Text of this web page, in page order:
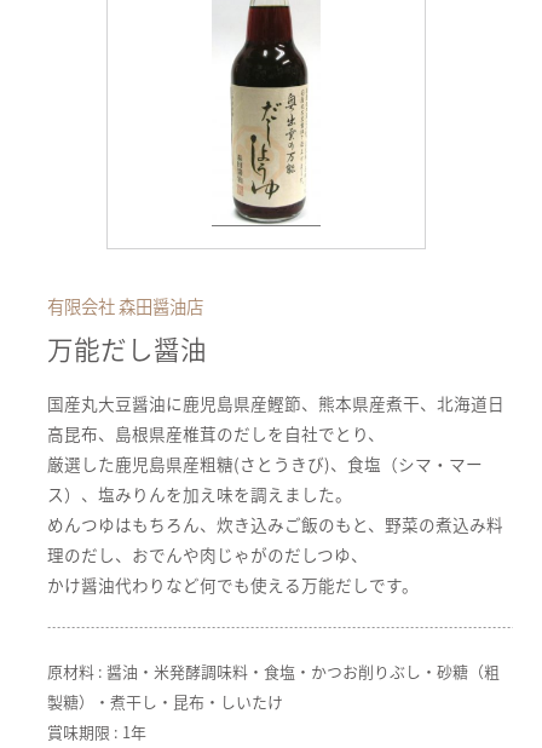
有限会社 森田醤油店
万能だし醤油
国産丸大豆醤油に鹿児島県産鰹節、熊本県産煮干、北海道日
高昆布、島根県産椎茸のだしを自社でとり、
厳選した鹿児島県産粗糖(さとうきび)、食塩（シマ・マー
ス）、塩みりんを加え味を調えました。
めんつゆはもちろん、炊き込みご飯のもと、野菜の煮込み料
理のだし、おでんや肉じゃがのだしつゆ、
かけ醤油代わりなど何でも使える万能だしです。
原材料 : 醤油・米発酵調味料・食塩・かつお削りぶし・砂糖（粗
製糖）・煮干し・昆布・しいたけ
賞味期限 : 1年